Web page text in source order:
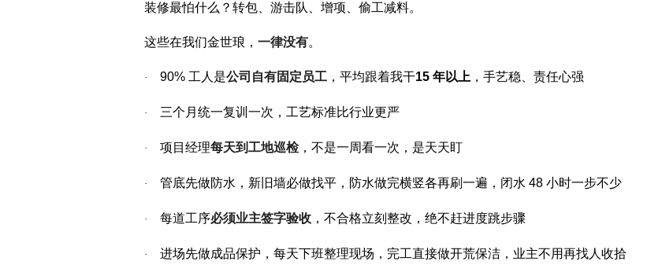
装修最怕什么？转包、游击队、增项、偷工减料。
这些在我们金世琅， 一律没有。
· 90% 工人是公司自有固定员工 ，平均跟着我干15 年以上 ，手艺稳、责任心强
· 三个月统一复训一次，工艺标准比行业更严
· 项目经理每天到工地巡检，不是一周看一次，是天天盯
· 管底先做防水，新旧墙必做找平，防水做完横竖各再刷一遍，闭水 48 小时一步不少
· 每道工序必须业主签字验收 ，不合格立刻整改，绝不赶进度跳步骤
· 进场先做成品保护，每天下班整理现场，完工直接做开荒保洁，业主不用再找人收拾